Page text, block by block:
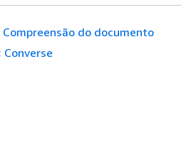
Compreensão do documento
Converse